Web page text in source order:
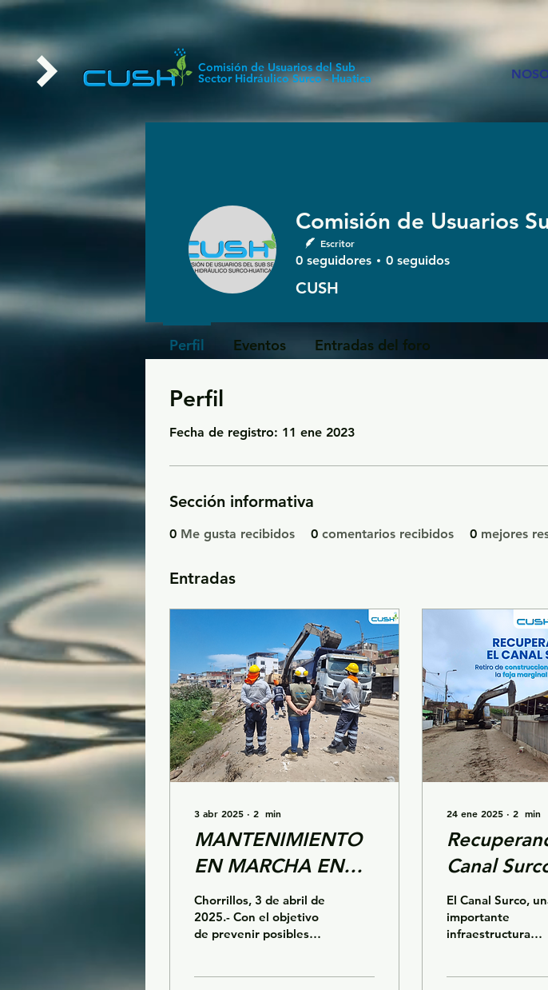
Comisión de Usuarios del Sub
Sector Hidráulico Surco - Huatica
Perfil
Fecha de registro: 11 ene 2023
Sección informativa
0 Me gusta recibidos 0 comentarios recibidos 0 mejores
Entradas
3 abr 2025 ∙ 2 min
MANTENIMIENTO
EN MARCHA EN
CHORRILLOS:
Prevención de
aniegos ante las
lluvias
Chorrillos, 3 de abril de
2025.- Con el objetivo
de prevenir posibles
24 ene 2025 ∙ 2 min
Canal
de
en la Faja
El Canal Surco,
importante
infraestructura
Comisión de Usuarios
Escritor
0 seguidores 0 seguidos
CUSH
Perfil Eventos Entradas del foro